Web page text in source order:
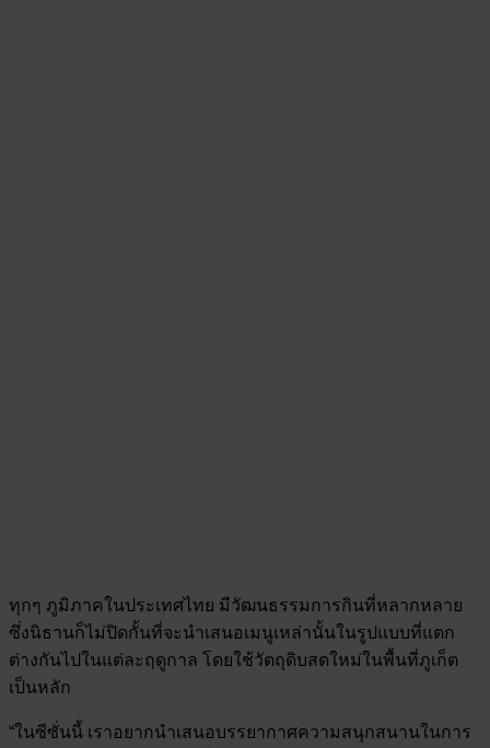
ทุกๆ ภูมิภาคในประเทศไทย มีวัฒนธรรมการกินที่หลากหลาย
ซึ่งนิธานก็ไม่ปิดกั้นที่จะนำเสนอเมนูเหล่านั้นในรูปแบบที่แตก
ต่างกันไปในแต่ละฤดูกาล โดยใช้วัตถุดิบสดใหม่ในพื้นที่ภูเก็ต
เป็นหลัก
“ในซีซั่นนี้ เราอยากนำเสนอบรรยากาศความสนุกสนานในการ